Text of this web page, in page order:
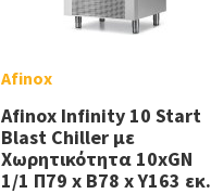
Afinox
Afinox Infinity 10 Start
Blast Chiller με
Χωρητικότητα 10xGN
1/1 Π79 x Β78 x Υ163 εκ.